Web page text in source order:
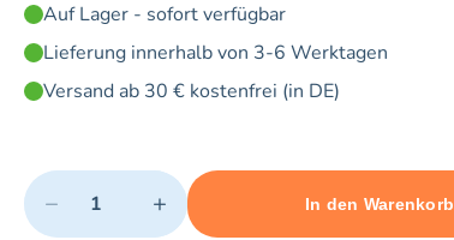
Auf Lager - sofort verfügbar
Lieferung innerhalb von 3-6 Werktagen
Versand ab 30 € kostenfrei (in DE)
Quantity
− +
Minimum quantity: 1 Maximum quantity: 3
In den Warenkorb
Add 1 item to cart